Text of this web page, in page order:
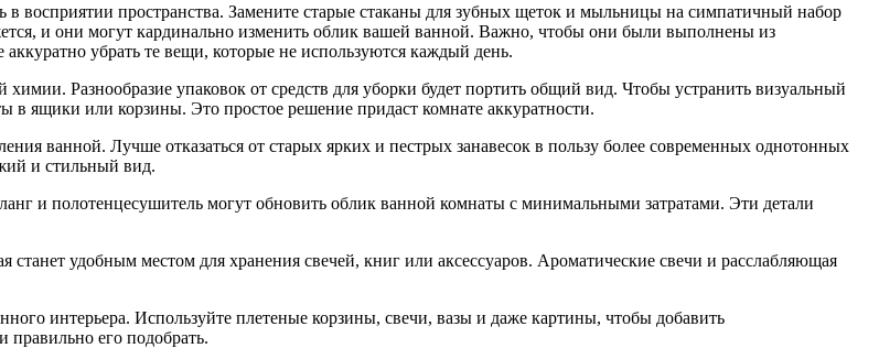
восприятии пространства. Замените старые стаканы для зубных щеток и мыльницы на симпатичный набор
и они могут кардинально изменить облик вашей ванной. Важно, чтобы они были выполнены из
убрать те вещи, которые не используются каждый день.
Разнообразие упаковок от средств для уборки будет портить общий вид. Чтобы устранить визуальный
в ящики или корзины. Это простое решение придаст комнате аккуратности.
ванной. Лучше отказаться от старых ярких и пестрых занавесок в пользу более современных однотонных
и стильный вид.
и полотенцесушитель могут обновить облик ванной комнаты с минимальными затратами. Эти детали
станет удобным местом для хранения свечей, книг или аксессуаров. Ароматические свечи и расслабляющая
интерьера. Используйте плетеные корзины, свечи, вазы и даже картины, чтобы добавить
правильно его подобрать.